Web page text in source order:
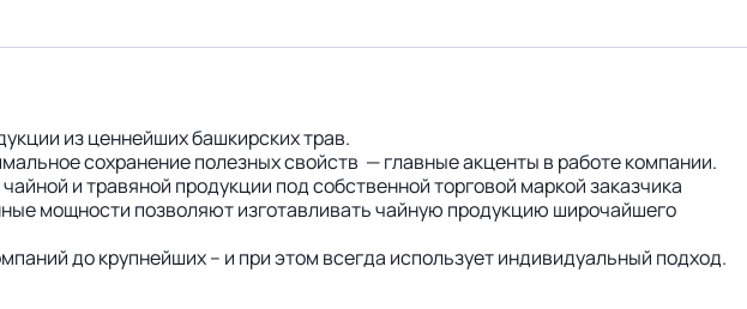
из ценнейших башкирских трав.
сохранение полезных свойств — главные акценты в работе компании.
и травяной продукции под собственной торговой маркой заказчика
мощности позволяют изготавливать чайную продукцию широчайшего
до крупнейших – и при этом всегда использует индивидуальный подход.